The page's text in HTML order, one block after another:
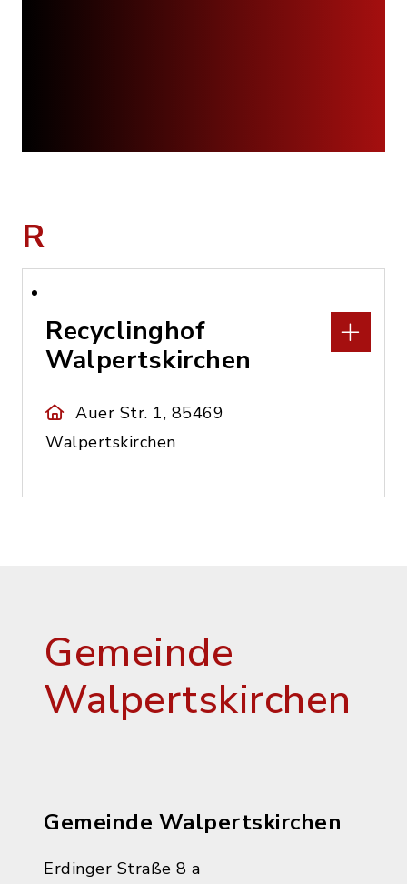
R
Recyclinghof
Walpertskirchen
Auer Str. 1, 85469
Walpertskirchen
Gemeinde
Walpertskirchen
Gemeinde Walpertskirchen
Erdinger Straße 8 a